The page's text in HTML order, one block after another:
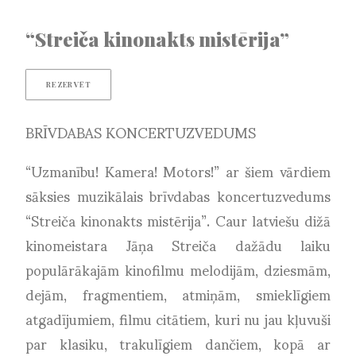
“Streiča kinonakts mistērija”
REZERVĒT
BRĪVDABAS KONCERTUZVEDUMS
“Uzmanību! Kamera! Motors!” ar šiem vārdiem
sāksies muzikālais brīvdabas koncertuzvedums
“Streiča kinonakts mistērija”. Caur latviešu dižā
kinomeistara Jāņa Streiča dažādu laiku
populārākajām kinofilmu melodijām, dziesmām,
dejām, fragmentiem, atmiņām, smieklīgiem
atgadījumiem, filmu citātiem, kuri nu jau kļuvuši
par klasiku, trakulīgiem dančiem, kopā ar